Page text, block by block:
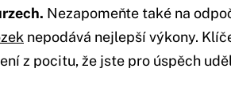
Nezapomeňte také na
nepodává nejlepší výkony.
z pocitu, že jste pro úspěch